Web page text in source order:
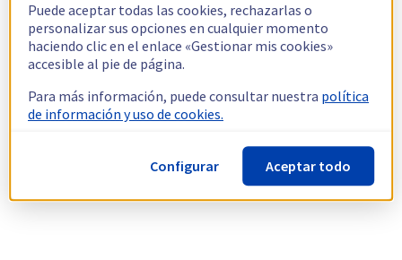
Puede aceptar todas las cookies, rechazarlas o
personalizar sus opciones en cualquier momento
haciendo clic en el enlace «Gestionar mis cookies»
accesible al pie de página.
Para más información, puede consultar nuestra política
de información y uso de cookies.
Configurar Aceptar todo